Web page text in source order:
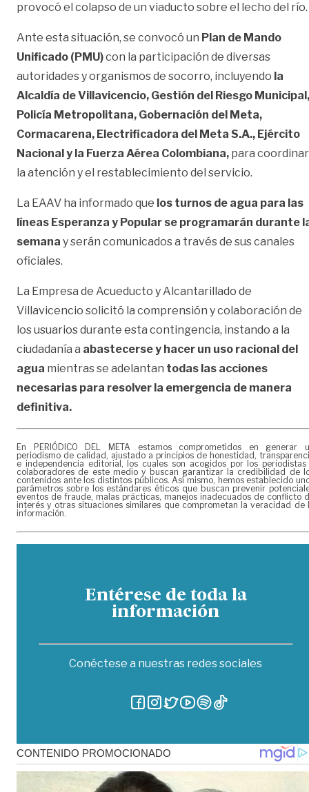
provocó el colapso de un viaducto sobre el lecho del río.
Ante esta situación, se convocó un Plan de Mando
Unificado (PMU)con la participación de diversas
autoridades y organismos de socorro, incluyendo la
Alcaldía de Villavicencio, Gestión del Riesgo Municipal,
Policía Metropolitana, Gobernación del Meta,
Cormacarena, Electrificadora del Meta S.A., Ejército
Nacional y la Fuerza Aérea Colombiana, para coordinar
la atención y el restablecimiento del servicio.
La EAAV ha informado que los turnos de agua para las
líneas Esperanza y Popular se programarán durante
semana y serán comunicados a través de sus canales
oficiales.
La Empresa de Acueducto y Alcantarillado de
Villavicencio solicitó la comprensión y colaboración de
los usuarios durante esta contingencia, instando a la
ciudadanía a abastecerse y hacer un uso racional del
agua mientras se adelantan todas las acciones
necesarias para resolver la emergencia de manera
definitiva.
En PERIÓDICO DEL META estamos comprometidos en generar
periodismo de calidad, ajustado a principios de honestidad,
e independencia editorial, los cuales son acogidos por los periodistas
colaboradores de este medio y buscan garantizar la credibilidad de
contenidos ante los distintos públicos. Así mismo, hemos establecido
parámetros sobre los estándares éticos que buscan prevenir
eventos de fraude, malas prácticas, manejos inadecuados de conflicto
interés y otras situaciones similares que comprometan la veracidad de
información.
Entérese de toda la
información
Conéctese a nuestras redes sociales